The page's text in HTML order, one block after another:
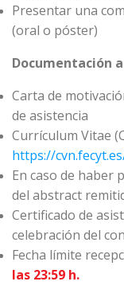
Presentar una
(oral o póster)
Documentación
Carta de
de asistencia
Currículum Vitae
https://
En caso de haber
del abstract
Certificado de
celebración del
Fecha límite
las 23:59 h.